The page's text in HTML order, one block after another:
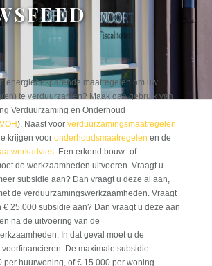
energiebesparende maatregelen om uw
te verduurzamen? Maak dan gebruik van
Verduurzaming en Onderhoud
). Naast voor verduurzamingsmaatregelen
krijgen voor onderhoudsmaatregelen en de
. Een erkend bouw- of
de werkzaamheden uitvoeren. Vraagt u
subsidie aan? Dan vraagt u deze al aan,
de verduurzamingswerkzaamheden. Vraagt
€ 25.000 subsidie aan? Dan vraagt u deze aan
na de uitvoering van de
In dat geval moet u de
De maximale subsidie
per huurwoning, of € 15.000 per woning